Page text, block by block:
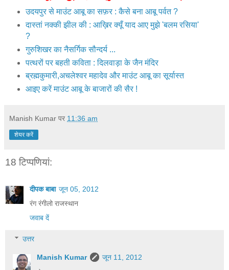
उदयपुर से माउंट आबू का सफ़र : कैसे बना आबू पर्वत ?
दास्तां नक्की झील की : आख़िर क्यूँ याद आए मुझे 'बलम रसिया'
?
गुरुशिखर का नैसर्गिक सौन्दर्य ...
पत्थरों पर बहती कविता : दिलवाड़ा के जैन मंदिर
ब्रह्मकुमारी,अचलेश्वर महादेव और माउंट आबू का सूर्यास्त
आइए करें माउंट आबू के बाजारों की सैर !
Manish Kumar पर 11:36 am
शेयर करें
18 टिप्‍पणियां:
दीपक बाबा जून 05, 2012
रंग रंगीलो राजस्थान
जवाब दें
उत्तर
Manish Kumar
जून 11, 2012